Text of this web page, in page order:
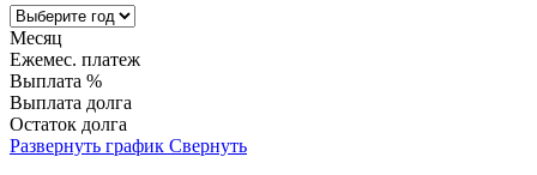
Месяц
Ежемес. платеж
Выплата %
Выплата долга
Остаток долга
Развернуть график Свернуть